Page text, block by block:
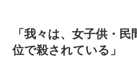
「我々は、女子供・
位で殺されている」